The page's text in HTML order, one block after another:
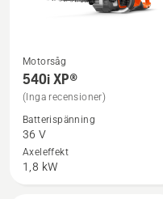
Se
mer
information
om
540i
XP®
Motorsåg
540i XP®
(Inga recensioner)
Batterispänning
36 V
Axeleffekt
1,8 kW